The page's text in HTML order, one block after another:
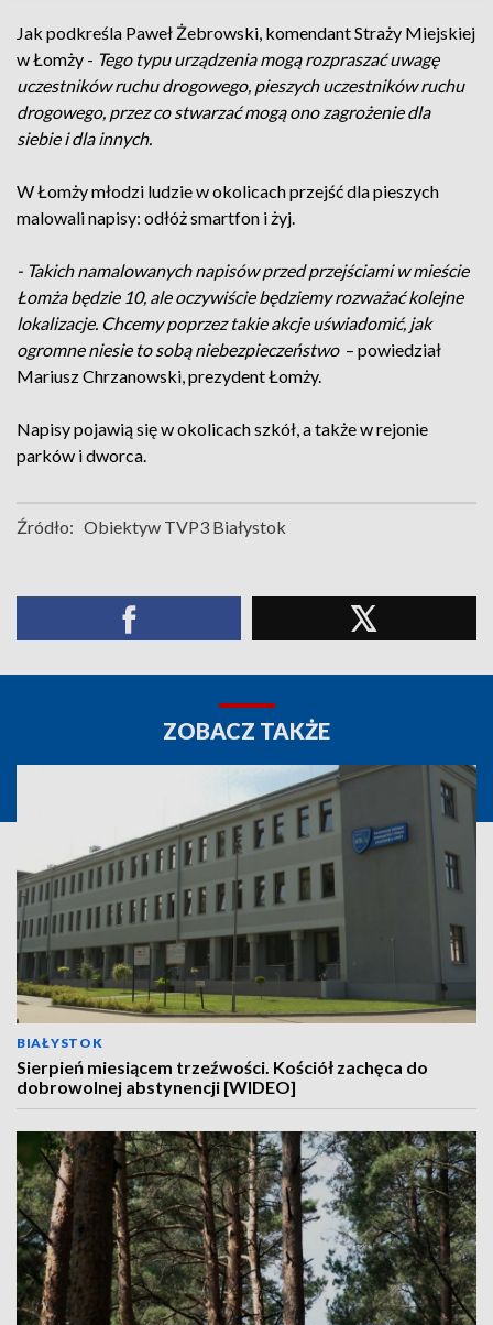
Jak podkreśla Paweł Żebrowski, komendant Straży Miejskiej
w Łomży - Tego typu urządzenia mogą rozpraszać uwagę
uczestników ruchu drogowego, pieszych uczestników ruchu
drogowego, przez co stwarzać mogą ono zagrożenie dla
siebie i dla innych.
W Łomży młodzi ludzie w okolicach przejść dla pieszych
malowali napisy: odłóż smartfon i żyj.
- Takich namalowanych napisów przed przejściami w mieście
Łomża będzie 10, ale oczywiście będziemy rozważać kolejne
lokalizacje. Chcemy poprzez takie akcje uświadomić, jak
ogromne niesie to sobą niebezpieczeństwo– powiedział
Mariusz Chrzanowski, prezydent Łomży.
Napisy pojawią się w okolicach szkół, a także w rejonie
parków i dworca.
Źródło: Obiektyw TVP3 Białystok
ZOBACZ TAKŻE
BIAŁYSTOK
Sierpień miesiącem trzeźwości. Kościół zachęca do
dobrowolnej abstynencji [WIDEO]